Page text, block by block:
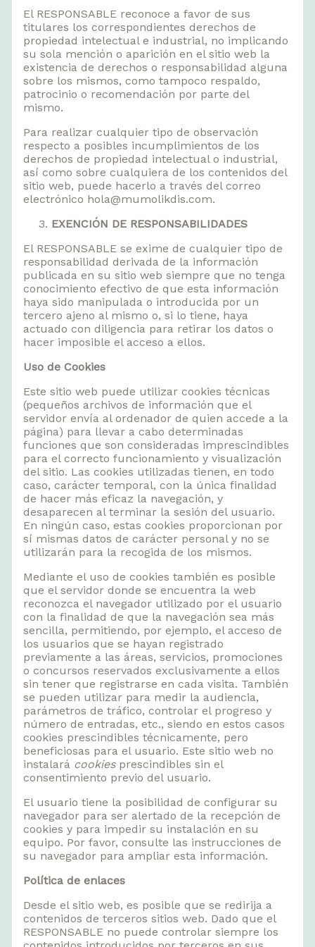
El RESPONSABLE reconoce a favor de sus
titulares los correspondientes derechos de
propiedad intelectual e industrial, no implicando
su sola mención o aparición en el sitio web la
existencia de derechos o responsabilidad alguna
sobre los mismos, como tampoco respaldo,
patrocinio o recomendación por parte del
mismo.
Para realizar cualquier tipo de observación
respecto a posibles incumplimientos de los
derechos de propiedad intelectual o industrial,
así como sobre cualquiera de los contenidos del
sitio web, puede hacerlo a través del correo
electrónico hola@mumolikdis.com.
EXENCIÓN DE RESPONSABILIDADES
El RESPONSABLE se exime de cualquier tipo de
responsabilidad derivada de la información
publicada en su sitio web siempre que no tenga
conocimiento efectivo de que esta información
haya sido manipulada o introducida por un
tercero ajeno al mismo o, si lo tiene, haya
actuado con diligencia para retirar los datos o
hacer imposible el acceso a ellos.
Uso de Cookies
Este sitio web puede utilizar cookies técnicas
(pequeños archivos de información que el
servidor envía al ordenador de quien accede a la
página) para llevar a cabo determinadas
funciones que son consideradas imprescindibles
para el correcto funcionamiento y visualización
del sitio. Las cookies utilizadas tienen, en todo
caso, carácter temporal, con la única finalidad
de hacer más eficaz la navegación, y
desaparecen al terminar la sesión del usuario.
En ningún caso, estas cookies proporcionan por
sí mismas datos de carácter personal y no se
utilizarán para la recogida de los mismos.
Mediante el uso de cookies también es posible
que el servidor donde se encuentra la web
reconozca el navegador utilizado por el usuario
con la finalidad de que la navegación sea más
sencilla, permitiendo, por ejemplo, el acceso de
los usuarios que se hayan registrado
previamente a las áreas, servicios, promociones
o concursos reservados exclusivamente a ellos
sin tener que registrarse en cada visita. También
se pueden utilizar para medir la audiencia,
parámetros de tráfico, controlar el progreso y
número de entradas, etc., siendo en estos casos
cookies prescindibles técnicamente, pero
beneficiosas para el usuario. Este sitio web no
instalará cookiesprescindibles sin el
consentimiento previo del usuario.
El usuario tiene la posibilidad de configurar su
navegador para ser alertado de la recepción de
cookies y para impedir su instalación en su
equipo. Por favor, consulte las instrucciones de
su navegador para ampliar esta información.
Política de enlaces
Desde el sitio web, es posible que se redirija a
contenidos de terceros sitios web. Dado que el
RESPONSABLE no puede controlar siempre los